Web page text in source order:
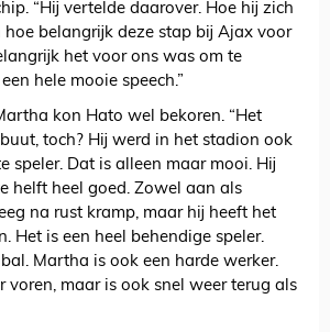
“Hij vertelde daarover. Hoe hij zich
hoe belangrijk deze stap bij Ajax voor
het voor ons was om te
hele mooie speech.”
kon Hato wel bekoren. “Het
toch? Hij werd in het stadion ook
speler. Dat is alleen maar mooi. Hij
helft heel goed. Zowel aan als
na rust kramp, maar hij heeft het
Het is een heel behendige speler.
Martha is ook een harde werker.
voren, maar is ook snel weer terug als